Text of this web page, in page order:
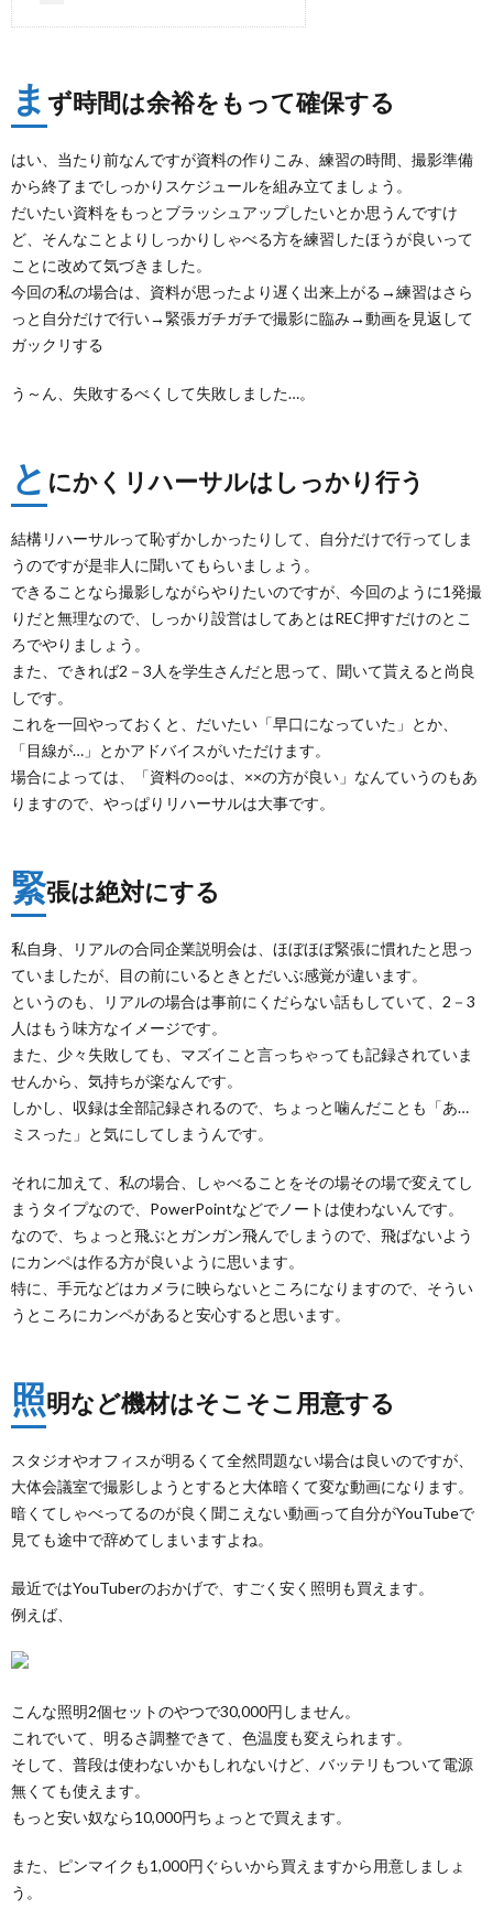
ま ず時間は余裕をもって確保する
はい、当たり前なんですが資料の作りこみ、練習の時間、撮影準備
から終了までしっかりスケジュールを組み立てましょう。
だいたい資料をもっとブラッシュアップしたいとか思うんですけ
ど、そんなことよりしっかりしゃべる方を練習したほうが良いって
ことに改めて気づきました。
今回の私の場合は、資料が思ったより遅く出来上がる→練習はさら
っと自分だけで行い→緊張ガチガチで撮影に臨み→動画を見返して
ガックリする
う～ん、失敗するべくして失敗しました…。
と にかくリハーサルはしっかり行う
結構リハーサルって恥ずかしかったりして、自分だけで行ってしま
うのですが是非人に聞いてもらいましょう。
できることなら撮影しながらやりたいのですが、今回のように1発撮
りだと無理なので、しっかり設営はしてあとはREC押すだけのとこ
ろでやりましょう。
また、できれば2－3人を学生さんだと思って、聞いて貰えると尚良
しです。
これを一回やっておくと、だいたい「早口になっていた」とか、
「目線が…」とかアドバイスがいただけます。
場合によっては、「資料の○○は、××の方が良い」なんていうのもあ
りますので、やっぱりリハーサルは大事です。
緊張は絶対にする
私自身、リアルの合同企業説明会は、ほぼほぼ緊張に慣れたと思っ
ていましたが、目の前にいるときとだいぶ感覚が違います。
というのも、リアルの場合は事前にくだらない話もしていて、2－3
人はもう味方なイメージです。
また、少々失敗しても、マズイこと言っちゃっても記録されていま
せんから、気持ちが楽なんです。
しかし、収録は全部記録されるので、ちょっと噛んだことも「あ…
ミスった」と気にしてしまうんです。
それに加えて、私の場合、しゃべることをその場その場で変えてし
まうタイプなので、PowerPointなどでノートは使わないんです。
なので、ちょっと飛ぶとガンガン飛んでしまうので、飛ばないよう
にカンペは作る方が良いように思います。
特に、手元などはカメラに映らないところになりますので、そうい
うところにカンペがあると安心すると思います。
照明など機材はそこそこ用意する
スタジオやオフィスが明るくて全然問題ない場合は良いのですが、
大体会議室で撮影しようとすると大体暗くて変な動画になります。
暗くてしゃべってるのが良く聞こえない動画って自分がYouTubeで
見ても途中で辞めてしまいますよね。
最近ではYouTuberのおかげで、すごく安く照明も買えます。
例えば、
こんな照明2個セットのやつで30,000円しません。
これでいて、明るさ調整できて、色温度も変えられます。
そして、普段は使わないかもしれないけど、バッテリもついて電源
無くても使えます。
もっと安い奴なら10,000円ちょっとで買えます。
また、ピンマイクも1,000円ぐらいから買えますから用意しましょ
う。